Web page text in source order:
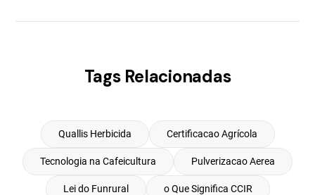
Tags Relacionadas
Quallis Herbicida Certificacao Agrícola
Tecnologia na Cafeicultura Pulverizacao Aerea
Lei do Funrural o Que Significa CCIR